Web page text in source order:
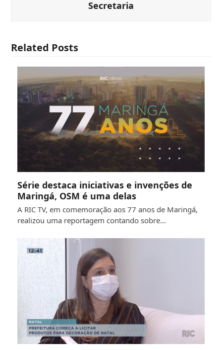
Secretaria
Related Posts
Série destaca iniciativas e invenções de
Maringá, OSM é uma delas
A RIC TV, em comemoração aos 77 anos de Maringá,
realizou uma reportagem contando sobre…